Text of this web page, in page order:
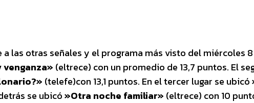
las otras señales y el programa más visto del miércoles
(eltrece) con un promedio de 13,7 puntos. El
(telefe)con 13,1 puntos. En el tercer lugar se ubicó
se ubicó»Otra noche familiar» (eltrece) con 10